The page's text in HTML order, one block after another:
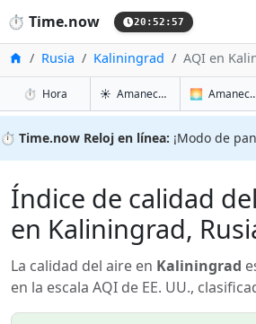
⏱️ Time.now 20:52:57
InicioRusia Kaliningrad AQI en
⏱️ Horaen Kaliningrad
☀️ Amanecer y atardecer en
🌅 Amanecer y
⏱️ Time.now Reloj en línea: ¡Modo de
Índice de calidad
en Kaliningrad,
La calidad del aire en Kaliningrad
en la escala AQI de EE. UU.,